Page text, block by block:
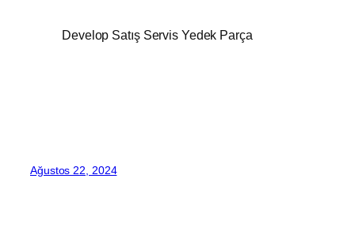
Develop Satış Servis Yedek Parça
Ağustos 22, 2024